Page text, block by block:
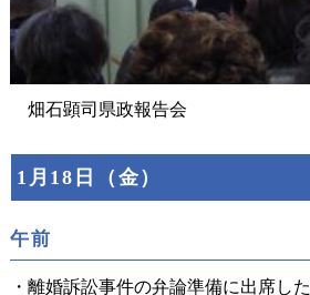
畑石顕司県政報告会
1月18日（金）
午前
・離婚訴訟事件の弁論準備に出席した